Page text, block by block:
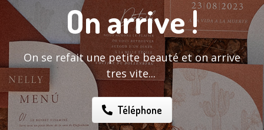
On arrive !
On se refait une petite beauté et on arrive
tres vite...
Téléphone